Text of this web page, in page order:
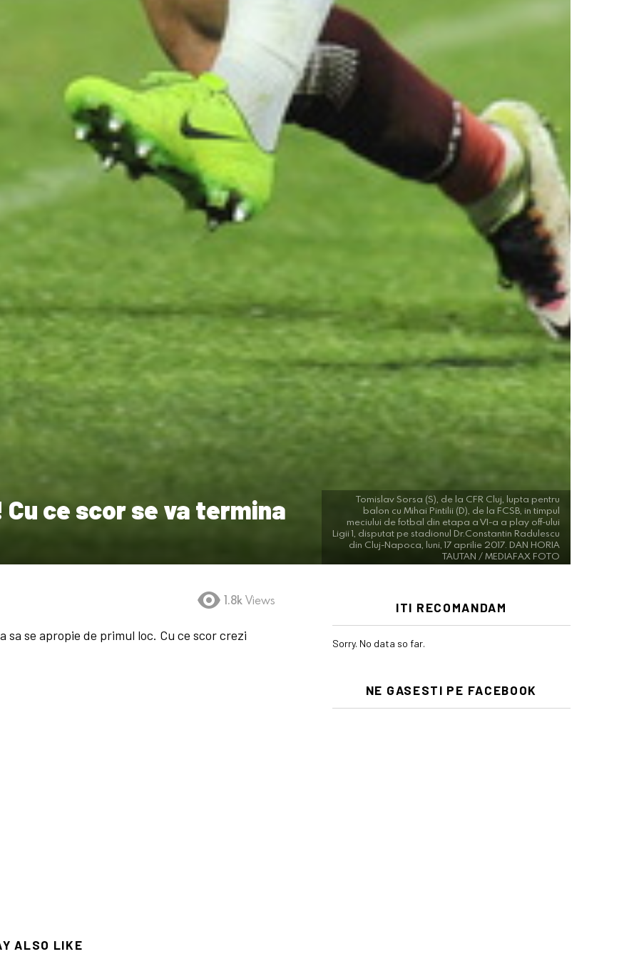
ce scor se va termina
Tomislav Sorsa (S), de la CFR Cluj, lupta pentru
balon cu Mihai Pintilii (D), de la FCSB, in timpul
meciului de fotbal din etapa a VI-a a play off-ului
Ligii 1, disputat pe stadionul Dr.Constantin Radulescu
din Cluj-Napoca, luni, 17 aprilie 2017. DAN HORIA
TAUTAN / MEDIAFAX FOTO
1.8k Views
se apropie de primul loc. Cu ce scor crezi
ALSO LIKE
ITI RECOMANDAM
Sorry. No data so far.
NE GASESTI PE FACEBOOK